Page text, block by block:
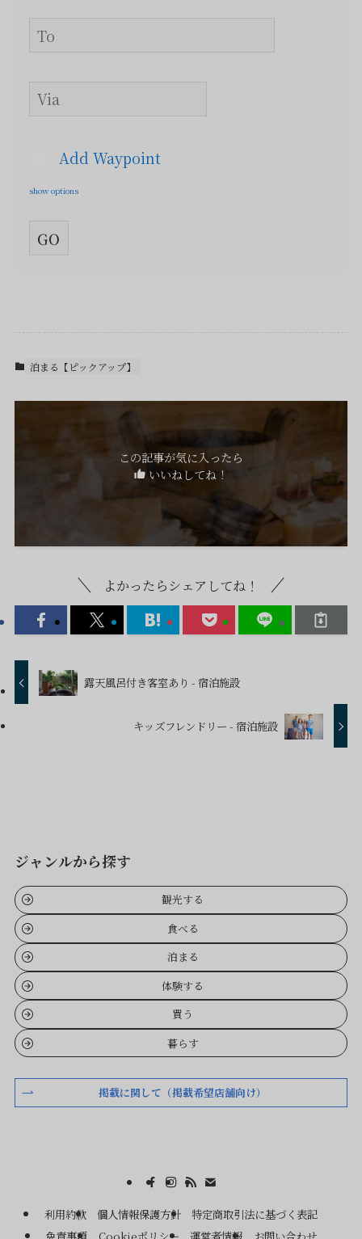
Add Waypoint
show options
泊まる【ピックアップ】
この記事が気に入ったら
いいねしてね！
よかったらシェアしてね！
露天風呂付き客室あり - 宿泊施設
キッズフレンドリー - 宿泊施設
ジャンルから探す
観光する
食べる
泊まる
体験する
買う
暮らす
掲載に関して（掲載希望店舗向け）
利用約款 個人情報保護方針
特定商取引法に基づく表記